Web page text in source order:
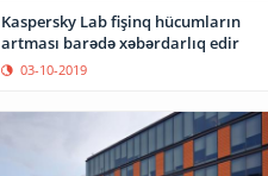
Kaspersky Lab fişinq hücumların
artması barədə xəbərdarlıq edir
03-10-2019